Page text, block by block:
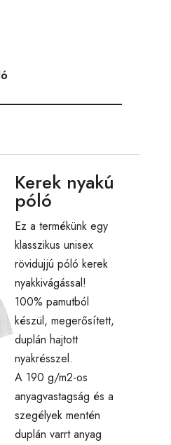
Kerek nyakú
póló
Ez a termékünk egy
klasszikus unisex
rövidujjú póló kerek
nyakkivágással!
100% pamutból
készül, megerősített,
duplán hajtott
nyakrésszel.
A 190 g/m2-os
anyagvastagság és a
szegélyek mentén
duplán varrt anyag